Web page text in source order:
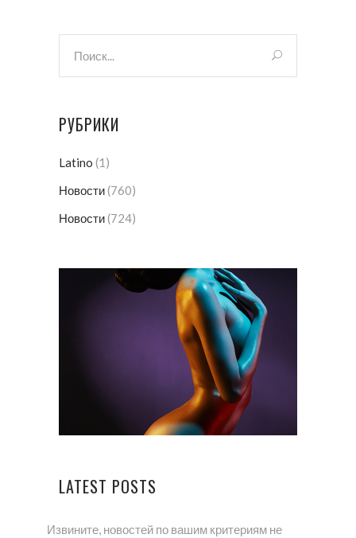
РУБРИКИ
Latino (1)
Новости(760)
Новости(724)
LATEST POSTS
Извините, новостей по вашим критериям не